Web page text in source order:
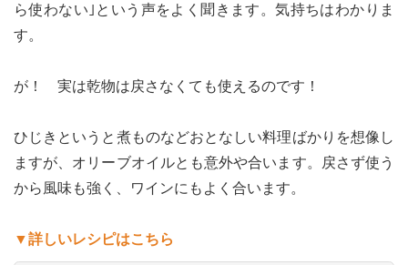
ら使わない｣という声をよく聞きます。気持ちはわかりま
す。
が！ 実は乾物は戻さなくても使えるのです！
ひじきというと煮ものなどおとなしい料理ばかりを想像し
ますが、オリーブオイルとも意外や合います。戻さず使う
から風味も強く、ワインにもよく合います。
▼詳しいレシピはこちら